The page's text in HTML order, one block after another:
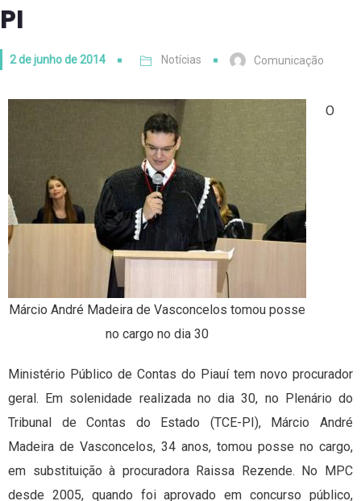
PI
2 de junho de 2014 Notícias Comunicação
Márcio André Madeira de Vasconcelos tomou posse
no cargo no dia 30
O
Ministério Público de Contas do Piauí tem novo procurador
geral. Em solenidade realizada no dia 30, no Plenário do
Tribunal de Contas do Estado (TCE-PI), Márcio André
Madeira de Vasconcelos, 34 anos, tomou posse no cargo,
em substituição à procuradora Raissa Rezende. No MPC
desde 2005, quando foi aprovado em concurso público,